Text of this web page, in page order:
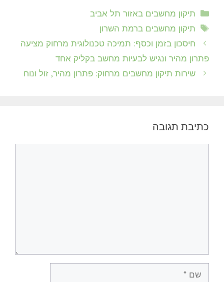
קטגוריות
תיקון מחשבים באזור תל אביב
תגיות
תיקון מחשבים ברמת השרון
חיסכון בזמן וכסף: תמיכה טכנולוגית מרחוק מציעה
פתרון מהיר ונגיש לבעיות מחשב בקליק אחד
שירות תיקון מחשבים מרחוק: פתרון מהיר, זול ונוח
כתיבת תגובה